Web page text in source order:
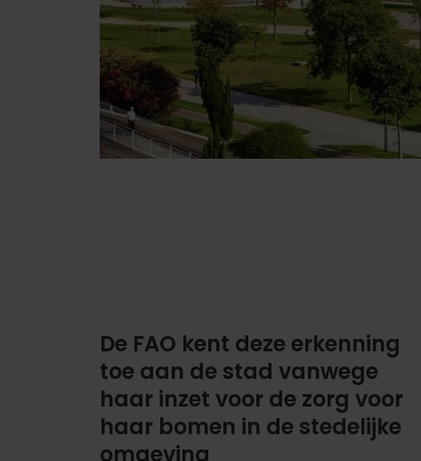
De FAO kent deze erkenning
toe aan de stad vanwege
haar inzet voor de zorg voor
haar bomen in de stedelijke
omgeving